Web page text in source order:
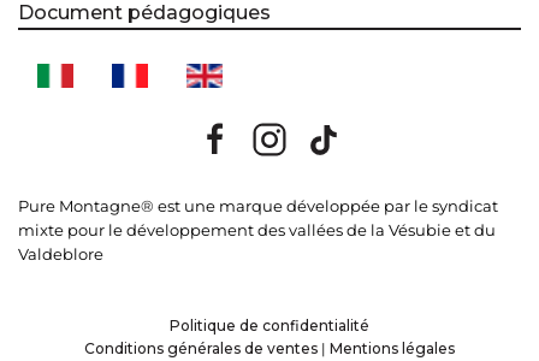
Document pédagogiques
Pure Montagne® est une marque développée par le syndicat
mixte pour le développement des vallées de la Vésubie et du
Valdeblore
Politique de confidentialité
Conditions générales de ventes | Mentions légales